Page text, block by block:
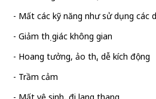
- Mất các kỹ năng như sử dụng các
- Giảm thị giác không gian
- Hoang tưởng, ảo thị, dễ kích động
- Trầm cảm